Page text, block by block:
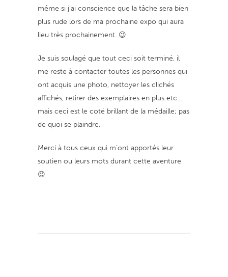
même si j’ai conscience que la tâche sera bien
plus rude lors de ma prochaine expo qui aura
lieu très prochainement. 😉
Je suis soulagé que tout ceci soit terminé, il
me reste à contacter toutes les personnes qui
ont acquis une photo, nettoyer les clichés
affichés, retirer des exemplaires en plus etc…
mais ceci est le coté brillant de la médaille; pas
de quoi se plaindre.
Merci à tous ceux qui m’ont apportés leur
soutien ou leurs mots durant cette aventure
😉